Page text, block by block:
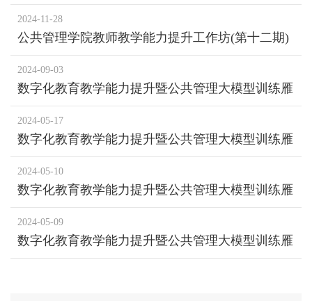
2025年度学校青年教师教学比赛选拔赛
2024-11-28
公共管理学院教师教学能力提升工作坊(第十二期)
2024度学校青年教师教学比赛选拔赛
2024-09-03
数字化教育教学能力提升暨公共管理大模型训练雁
阵计划（第5期）公共管理学院教师教学能力提升
工作坊（第11期）基于AI才大模型的智慧课程建设
2024-05-17
数字化教育教学能力提升暨公共管理大模型训练雁
阵计划（第4期）公共管理学院教师教学能力提升
工作坊（第10期）公共管理大模型提示词工程原理
2024-05-10
数字化教育教学能力提升暨公共管理大模型训练雁
阵计划（第3期） 公共管理学院教师教学能力提升
工作坊（第9期）
2024-05-09
数字化教育教学能力提升暨公共管理大模型训练雁
阵计划（第2期）公共管理学院教师教学能力提升